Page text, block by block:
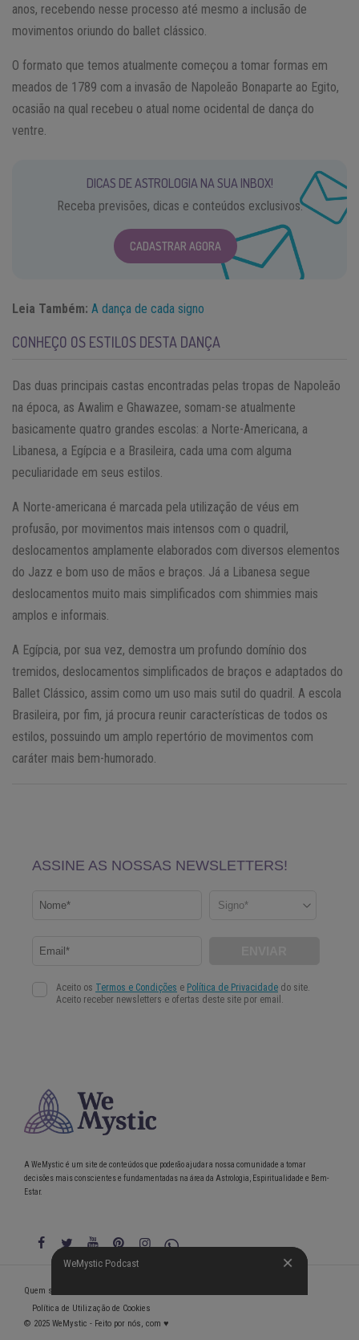
anos, recebendo nesse processo até mesmo a inclusão de
movimentos oriundo do ballet clássico.
O formato que temos atualmente começou a tomar formas em
meados de 1789 com a invasão de Napoleão Bonaparte ao Egito,
ocasião na qual recebeu o atual nome ocidental de dança do
ventre.
DICAS DE ASTROLOGIA NA SUA INBOX!
Receba previsões, dicas e conteúdos exclusivos.
CADASTRAR AGORA
Leia Também: A dança de cada signo
CONHEÇO OS ESTILOS DESTA DANÇA
Das duas principais castas encontradas pelas tropas de Napoleão
na época, as Awalim e Ghawazee, somam-se atualmente
basicamente quatro grandes escolas: a Norte-Americana, a
Libanesa, a Egípcia e a Brasileira, cada uma com alguma
peculiaridade em seus estilos.
A Norte-americana é marcada pela utilização de véus em
profusão, por movimentos mais intensos com o quadril,
deslocamentos amplamente elaborados com diversos elementos
do Jazz e bom uso de mãos e braços. Já a Libanesa segue
deslocamentos muito mais simplificados com shimmies mais
amplos e informais.
A Egípcia, por sua vez, demostra um profundo domínio dos
tremidos, deslocamentos simplificados de braços e adaptados do
Ballet Clássico, assim como um uso mais sutil do quadril. A escola
Brasileira, por fim, já procura reunir características de todos os
estilos, possuindo um amplo repertório de movimentos com
caráter mais bem-humorado.
WeMystic Podcast
A WeMystic é um site de conteúdos que poderão ajudar a nossa comunidade a tomar
decisões mais conscientes e fundamentadas na área da Astrologia, Espiritualidade e Bem-
Estar.
WeMystic Podcast
Quem somos
Política de Utilização de Cookies
© 2025 WeMystic - Feito por nós, com ♥